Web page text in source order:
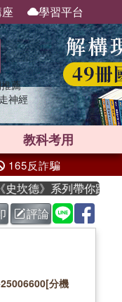
學習平台
薦
神經
教科考用
165反詐騙
》系列帶你踏上熱血
評論
分機